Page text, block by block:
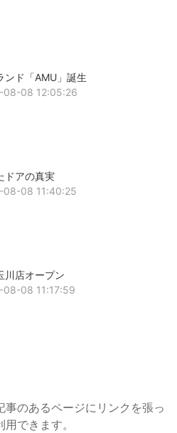
ンド「AMU」誕生
08-08 12:05:26
ドアの真実
08-08 11:40:25
川店オープン
08-08 11:17:59
事のあるページにリンクを張っ
できます。